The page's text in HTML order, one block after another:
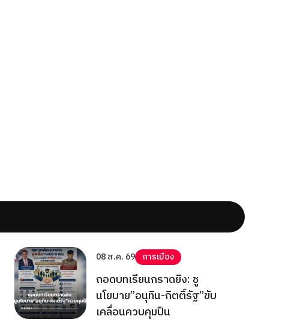
08 ส.ค. 69 การเมือง
ถอดบทเรียนกราดยิง: ชู
นโยบาย”อนุทิน-กิตติ์รัฐ”ขับ
เคลื่อนควบคุมปืน